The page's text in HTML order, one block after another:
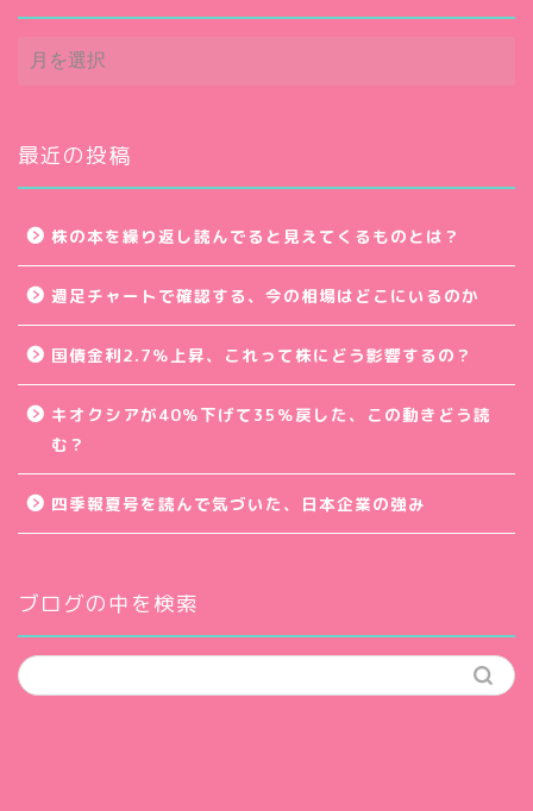
ア
ー
ブ
最近の投稿
株の本を繰り返し読んでると見えてくるものとは？
週足チャートで確認する、今の相場はどこにいるのか
国債金利2.7％上昇、これって株にどう影響するの？
キオクシアが40％下げて35％戻した、この動きどう読
む？
四季報夏号を読んで気づいた、日本企業の強み
ブログの中を検索